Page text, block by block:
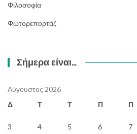
Φιλοσοφία
Φωτορεπορτάζ
Σήμερα είναι…
Αύγουστος 2026
Δ
Τ Τ Π Π
3
4 5 6 7